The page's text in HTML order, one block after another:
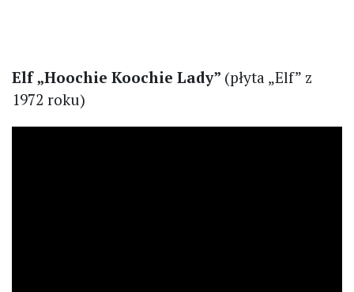
Elf „Hoochie Koochie Lady” (płyta „Elf” z
1972 roku)